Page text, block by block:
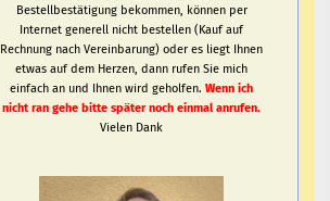
Bestellbestätigung bekommen, können per
Internet generell nicht bestellen (Kauf auf
Rechnung nach Vereinbarung) oder es liegt Ihnen
etwas auf dem Herzen, dann rufen Sie mich
einfach an und Ihnen wird geholfen.Wenn ich
nicht ran gehe bitte später noch einmal anrufen.
Vielen Dank